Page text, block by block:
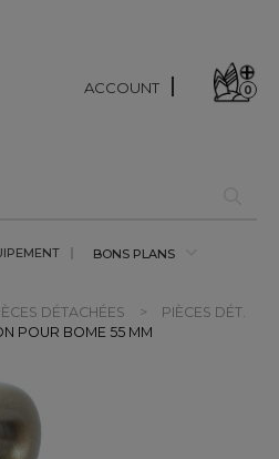
BONS PLANS
ACCOUNT 0
DÉTACHÉES
PIÈCES DÉT.
POUR BOME 55 MM